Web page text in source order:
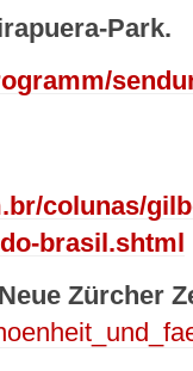
Park.
colunas/
brasil.shtml
Zürcher